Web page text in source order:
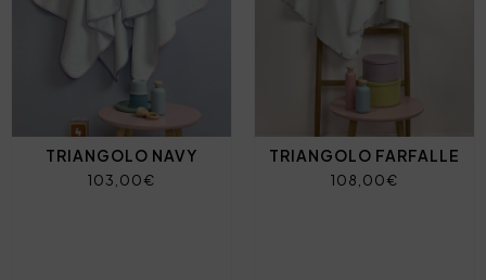
TRIANGOLO NAVY
103,00€
TRIANGOLO FARFALLE
108,00€